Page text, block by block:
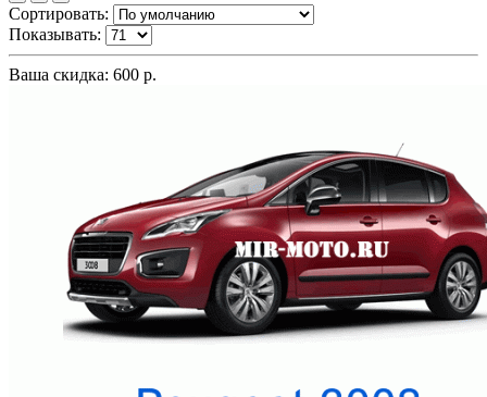
Сортировать:
Показывать:
Ваша скидка: 600 р.